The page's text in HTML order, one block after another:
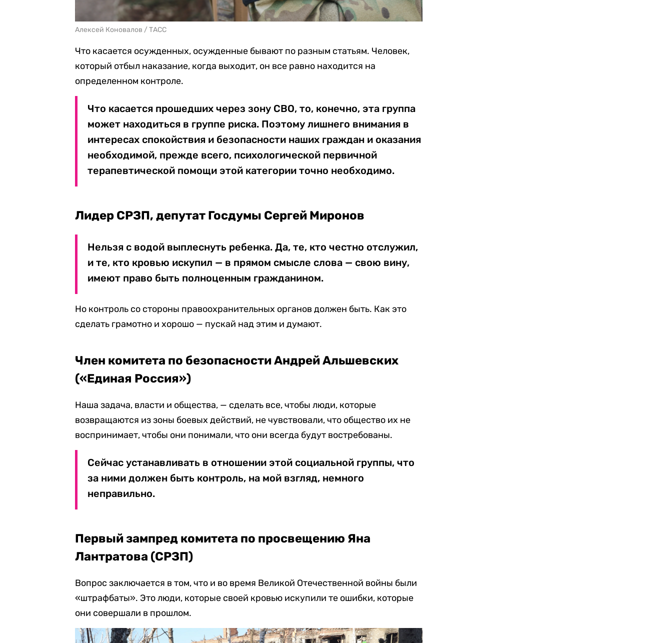
Алексей Коновалов / ТАСС
Что касается осужденных, осужденные бывают по разным статьям. Человек,
который отбыл наказание, когда выходит, он все равно находится на
определенном контроле.
Что касается прошедших через зону СВО, то, конечно, эта группа
может находиться в группе риска. Поэтому лишнего внимания в
интересах спокойствия и безопасности наших граждан и оказания
необходимой, прежде всего, психологической первичной
терапевтической помощи этой категории точно необходимо.
Лидер СРЗП, депутат Госдумы Сергей Миронов
Нельзя с водой выплеснуть ребенка. Да, те, кто честно отслужил,
и те, кто кровью искупил — в прямом смысле слова — свою вину,
имеют право быть полноценным гражданином.
Но контроль со стороны правоохранительных органов должен быть. Как это
сделать грамотно и хорошо — пускай над этим и думают.
Член комитета по безопасности Андрей Альшевских
(«Единая Россия»)
Наша задача, власти и общества, — сделать все, чтобы люди, которые
возвращаются из зоны боевых действий, не чувствовали, что общество их не
воспринимает, чтобы они понимали, что они всегда будут востребованы.
Сейчас устанавливать в отношении этой социальной группы, что
за ними должен быть контроль, на мой взгляд, немного
неправильно.
Первый зампред комитета по просвещению Яна
Лантратова (СРЗП)
Вопрос заключается в том, что и во время Великой Отечественной войны были
«штрафбаты». Это люди, которые своей кровью искупили те ошибки, которые
они совершали в прошлом.